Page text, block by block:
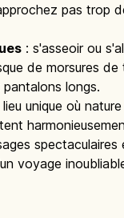
pas trop
: s'asseoir ou
de morsures de
longs.
unique où
spectaculaires
voyage